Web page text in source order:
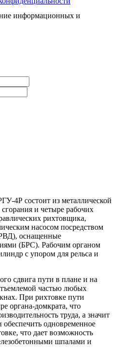
информационных и
4Р состоит из металлической
и четыре рабочих
рихтовщика,
насосом посредством
оснащенные
(БРС). Рабочим органом
с упором для рельса и
сдвига пути в плане и на
частью любых
При рихтовке пути
органа-домкрата, что
труда, а значит
одновременное
что дает возможность
шпалами и